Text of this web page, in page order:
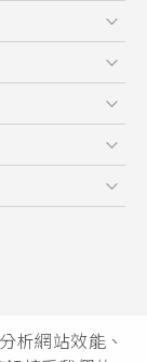
析網站效能、